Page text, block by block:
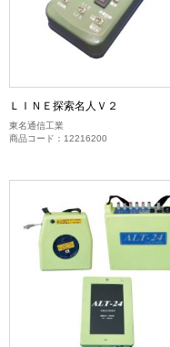
ＬＩＮＥ探索名人Ｖ２
東名通信工業
商品コード：12216200